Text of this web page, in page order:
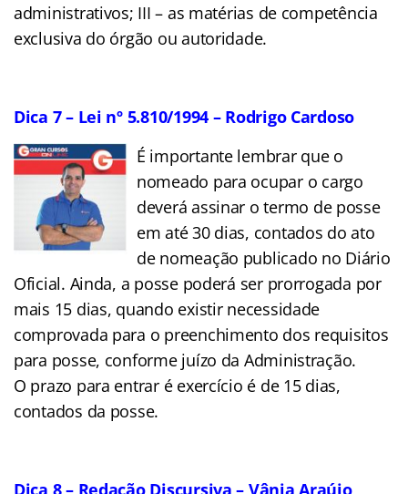
administrativos; III – as matérias de competência
exclusiva do órgão ou autoridade.
Dica 7 – Lei nº 5.810/1994 – Rodrigo Cardoso
É importante lembrar que o
nomeado para ocupar o cargo
deverá assinar o termo de posse
em até 30 dias, contados do ato
de nomeação publicado no Diário
Oficial. Ainda, a posse poderá ser prorrogada por
mais 15 dias, quando existir necessidade
comprovada para o preenchimento dos requisitos
para posse, conforme juízo da Administração.
O prazo para entrar é exercício é de 15 dias,
contados da posse.
Dica 8 – Redação Discursiva – Vânia Araújo